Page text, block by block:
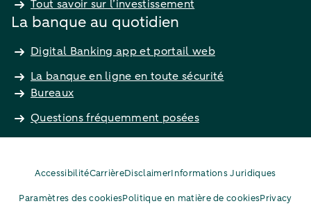
Tout savoir sur l’investissement
La banque au quotidien
Digital Banking app et portail web
La banque en ligne en toute sécurité
Bureaux
Questions fréquemment posées
AccessibilitéCarrièreDisclaimerInformations Juridiques
Paramètres des cookiesPolitique en matière de cookiesPrivacy